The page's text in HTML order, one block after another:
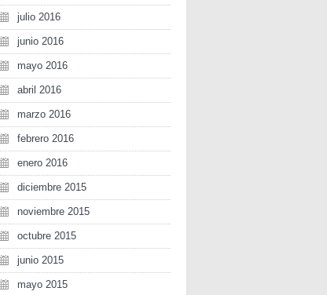
julio 2016
junio 2016
mayo 2016
abril 2016
marzo 2016
febrero 2016
enero 2016
diciembre 2015
noviembre 2015
octubre 2015
junio 2015
mayo 2015